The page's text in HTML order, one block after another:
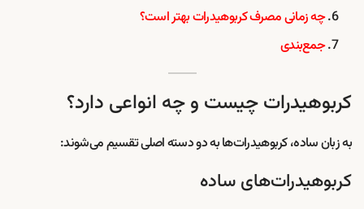
چه زمانی مصرف کربوهیدرات بهتر است؟
جمع‌بندی
کربوهیدرات چیست و چه انواعی دارد؟
به زبان ساده، کربوهیدرات‌ها به دو دسته اصلی تقسیم می‌شوند:
کربوهیدرات‌های ساده